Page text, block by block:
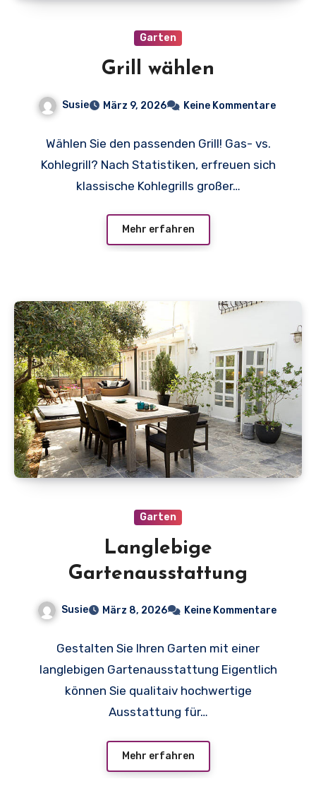
Garten
Grill wählen
Susie März 9, 2026 Keine Kommentare
Wählen Sie den passenden Grill! Gas- vs.
Kohlegrill? Nach Statistiken, erfreuen sich
klassische Kohlegrills großer…
Mehr erfahren
Garten
Langlebige
Gartenausstattung
Susie März 8, 2026 Keine Kommentare
Gestalten Sie Ihren Garten mit einer
langlebigen Gartenausstattung Eigentlich
können Sie qualitaiv hochwertige
Ausstattung für…
Mehr erfahren